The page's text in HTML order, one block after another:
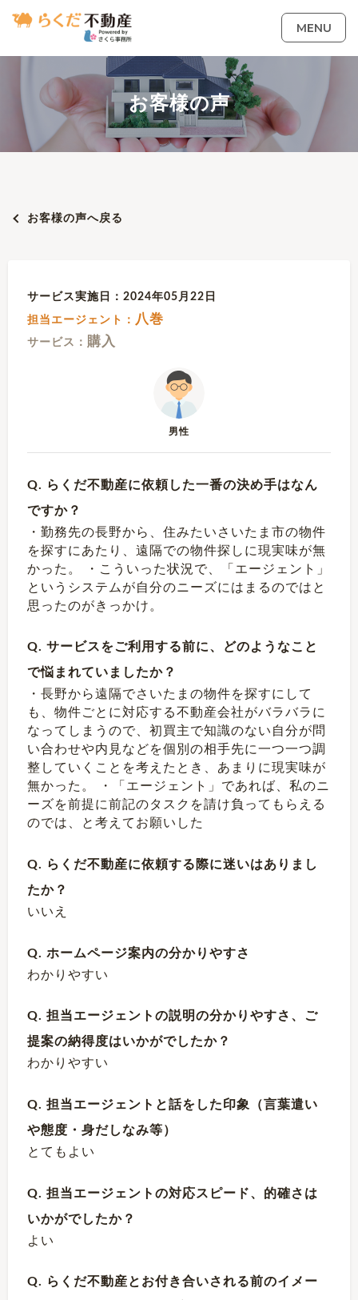
MENU
お客様の声
お客様の声へ戻る
サービス実施日：2024年05月22日
担当エージェント： 八巻
サービス： 購入
男性
Q. らくだ不動産に依頼した一番の決め手はなん
ですか？
・勤務先の長野から、住みたいさいたま市の物件
を探すにあたり、遠隔での物件探しに現実味が無
かった。 ・こういった状況で、「エージェント」
というシステムが自分のニーズにはまるのではと
思ったのがきっかけ。
Q. サービスをご利用する前に、どのようなこと
で悩まれていましたか？
・長野から遠隔でさいたまの物件を探すにして
も、物件ごとに対応する不動産会社がバラバラに
なってしまうので、初買主で知識のない自分が問
い合わせや内見などを個別の相手先に一つ一つ調
整していくことを考えたとき、あまりに現実味が
無かった。 ・「エージェント」であれば、私のニ
ーズを前提に前記のタスクを請け負ってもらえる
のでは、と考えてお願いした
Q. らくだ不動産に依頼する際に迷いはありまし
たか？
いいえ
Q. ホームページ案内の分かりやすさ
わかりやすい
Q. 担当エージェントの説明の分かりやすさ、ご
提案の納得度はいかがでしたか？
わかりやすい
Q. 担当エージェントと話をした印象（言葉遣い
や態度・身だしなみ等）
とてもよい
Q. 担当エージェントの対応スピード、的確さは
いかがでしたか？
よい
Q. らくだ不動産とお付き合いされる前のイメー